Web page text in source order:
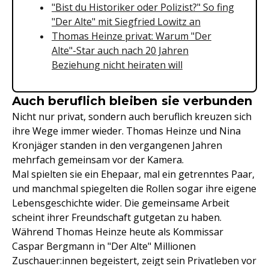
"Bist du Historiker oder Polizist?" So fing
"Der Alte" mit Siegfried Lowitz an
Thomas Heinze privat: Warum "Der
Alte"-Star auch nach 20 Jahren
Beziehung nicht heiraten will
Auch beruflich bleiben sie verbunden
Nicht nur privat, sondern auch beruflich kreuzen sich
ihre Wege immer wieder. Thomas Heinze und Nina
Kronjäger standen in den vergangenen Jahren
mehrfach gemeinsam vor der Kamera.
Mal spielten sie ein Ehepaar, mal ein getrenntes Paar,
und manchmal spiegelten die Rollen sogar ihre eigene
Lebensgeschichte wider. Die gemeinsame Arbeit
scheint ihrer Freundschaft gutgetan zu haben.
Während Thomas Heinze heute als Kommissar
Caspar Bergmann in "Der Alte" Millionen
Zuschauer:innen begeistert, zeigt sein Privatleben vor